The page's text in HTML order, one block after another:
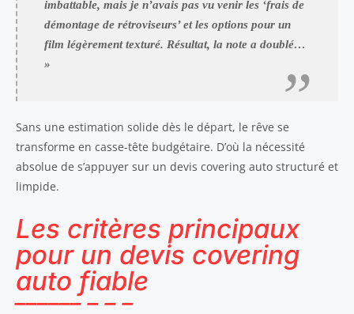
imbattable, mais je n’avais pas vu venir les ‘frais de
démontage de rétroviseurs’ et les options pour un
film légèrement texturé. Résultat, la note a doublé…
»
Sans une estimation solide dès le départ, le rêve se
transforme en casse-tête budgétaire. D’où la nécessité
absolue de s’appuyer sur un devis covering auto structuré et
limpide.
Les critères principaux
pour un devis covering
auto fiable